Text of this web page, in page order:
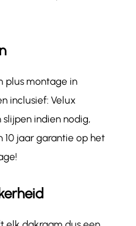
plus montage in
inclusief: Velux
indien nodig,
10 jaar garantie op het